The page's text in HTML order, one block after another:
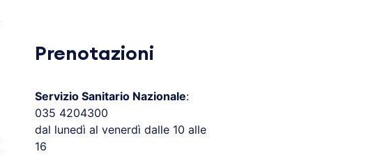
Prenotazioni
Servizio Sanitario Nazionale:
035 4204300
dal lunedì al venerdì dalle 10 alle
16